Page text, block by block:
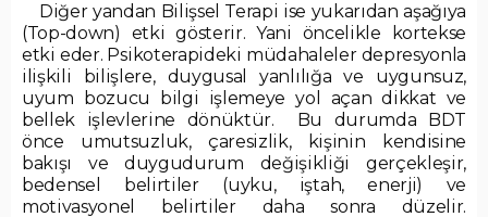
Diğer yandan Bilişsel Terapi ise yukarıdan aşağıya
(Top-down) etki gösterir. Yani öncelikle kortekse
etki eder. Psikoterapideki müdahaleler depresyonla
ilişkili bilişlere, duygusal yanlılığa ve uygunsuz,
uyum bozucu bilgi işlemeye yol açan dikkat ve
bellek işlevlerine dönüktür. Bu durumda BDT
önce umutsuzluk, çaresizlik, kişinin kendisine
bakışı ve duygudurum değişikliği gerçekleşir,
bedensel belirtiler (uyku, iştah, enerji) ve
motivasyonel belirtiler daha sonra düzelir.